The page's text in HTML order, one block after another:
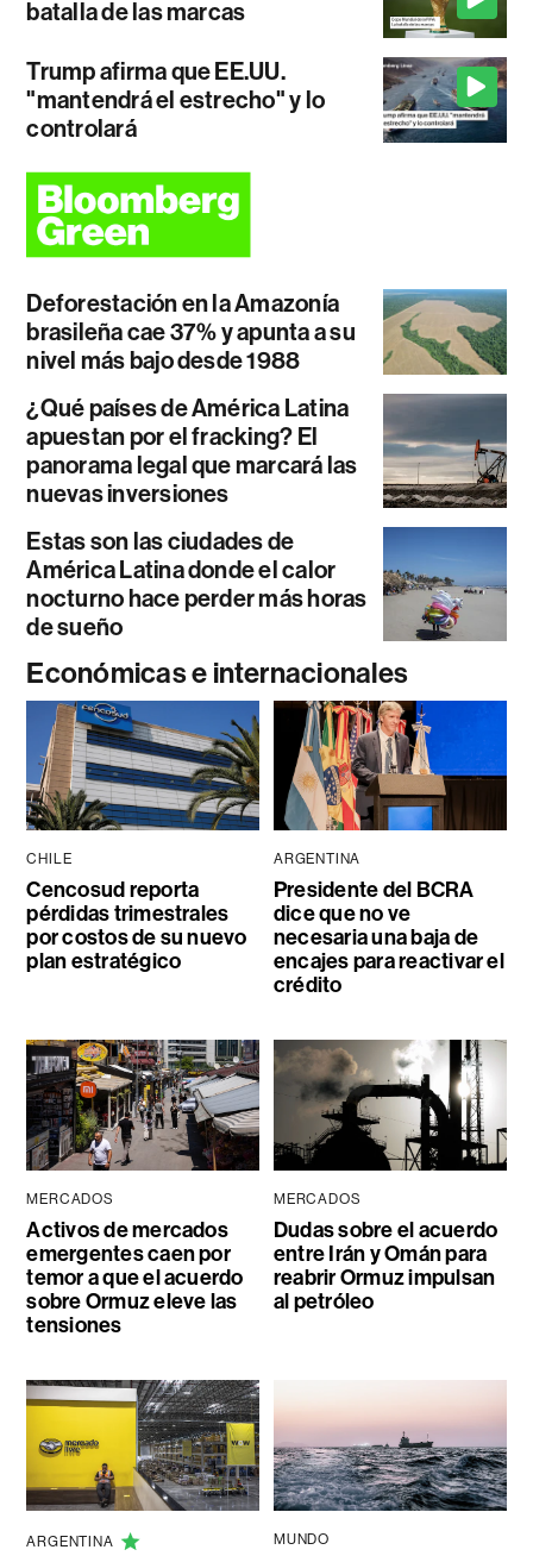
batalla de las marcas
Trump afirma que EE.UU.
"mantendrá el estrecho" y lo
controlará
Deforestación en la Amazonía
brasileña cae 37% y apunta a su
nivel más bajo desde 1988
¿Qué países de América Latina
apuestan por el fracking? El
panorama legal que marcará las
nuevas inversiones
Estas son las ciudades de
América Latina donde el calor
nocturno hace perder más horas
de sueño
Económicas e internacionales
CHILE
Cencosud reporta
pérdidas trimestrales
por costos de su nuevo
plan estratégico
ARGENTINA
Presidente del BCRA
dice que no ve
necesaria una baja de
encajes para reactivar el
crédito
MERCADOS
Activos de mercados
emergentes caen por
temor a que el acuerdo
sobre Ormuz eleve las
tensiones
MERCADOS
Dudas sobre el acuerdo
entre Irán y Omán para
reabrir Ormuz impulsan
al petróleo
ARGENTINA MUNDO